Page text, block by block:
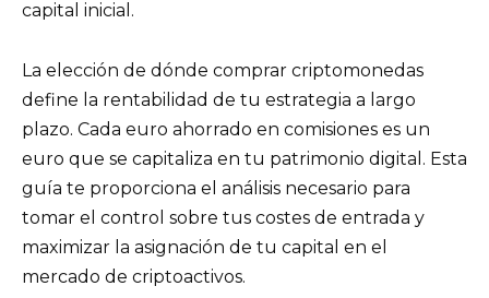
capital inicial.
La elección de dónde comprar criptomonedas
define la rentabilidad de tu estrategia a largo
plazo. Cada euro ahorrado en comisiones es un
euro que se capitaliza en tu patrimonio digital. Esta
guía te proporciona el análisis necesario para
tomar el control sobre tus costes de entrada y
maximizar la asignación de tu capital en el
mercado de criptoactivos.